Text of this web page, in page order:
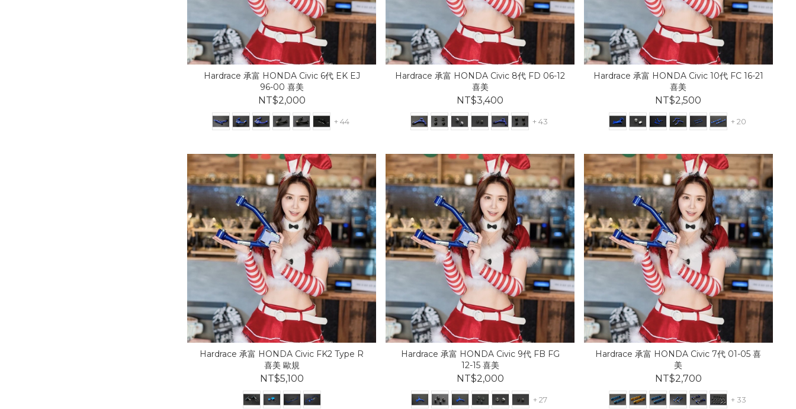
Hardrace 承富 HONDA Civic 6代 EK EJ
96-00 喜美
NT$2,000
+ 44
Hardrace 承富 HONDA Civic 8代 FD 06-12
喜美
NT$3,400
+ 43
Hardrace 承富 HONDA Civic 10代 FC 16-21
喜美
NT$2,500
+ 20
Hardrace 承富 HONDA Civic FK2 Type R
喜美 歐規
NT$5,100
Hardrace 承富 HONDA Civic 9代 FB FG
12-15 喜美
NT$2,000
+ 27
Hardrace 承富 HONDA Civic 7代 01-05 喜
美
NT$2,700
+ 33